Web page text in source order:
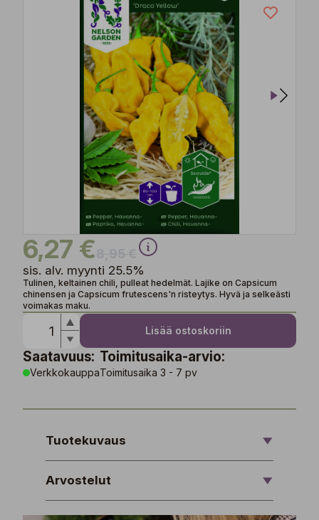
6,27 €
sis. alv. myynti 25.5%
Tulinen, keltainen chili, pulleat hedelmät. Lajike on Capsicum
chinensen ja Capsicum frutescens'n risteytys. Hyvä ja selkeästi
voimakas maku.
Lisää ostoskoriin
Saatavuus:
Verkkokauppa
Toimitusaika-arvio:
Toimitusaika 3 - 7 pv
Tuotekuvaus
Arvostelut